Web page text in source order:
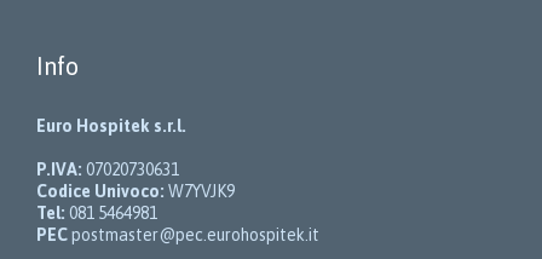
Info
Euro Hospitek s.r.l.
P.IVA: 07020730631
Codice Univoco: W7YVJK9
Tel: 081 5464981
PECpostmaster@pec.eurohospitek.it